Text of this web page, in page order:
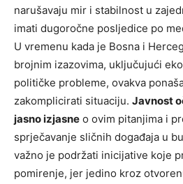
narušavaju mir i stabilnost u
imati dugoročne posljedice po
U vremenu kada je Bosna i
brojnim izazovima, uključujući
političke probleme, ovakva
zakomplicirati situaciju. Javnost
jasno izjasne o ovim pitanjima i
sprječavanje sličnih događaja u
važno je podržati inicijative koje
pomirenje, jer jedino kroz